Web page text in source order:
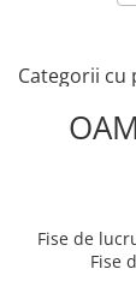
Categorii cu
Fise de
Fise